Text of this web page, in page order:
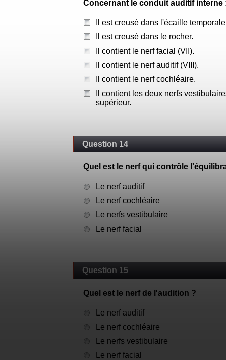
Concernant le conduit auditif interne
Il est creusé dans l'écaille
Il est creusé dans le rocher.
Il contient le nerf facial (VII).
Il contient le nerf auditif (VIII).
Il contient le nerf cochléaire.
Il contient les deux nerfs
supérieur.
Question 14
Quel est le nerf qui contrôle
Le nerf auditif
Le nerf cochléaire
Le nerfs vestibulaire
Le nerf facial
Question 15
Quel est le nerf de l'audition ?
Le nerf auditif
Le nerf cochléaire
Le nerfs vestibulaire
Le nerf facial